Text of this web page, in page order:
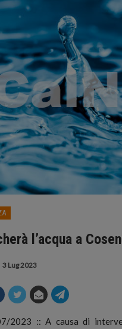
l’acqua a
3 Lug 2023
2023 :: A causa di